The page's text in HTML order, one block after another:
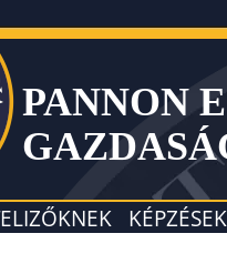
PANNON
KÉPZÉSEK